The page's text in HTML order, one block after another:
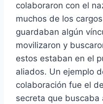
colaboraron con el
muchos de los
guardaban algún
movilizaron y
estos estaban en el
aliados. Un ejemplo
colaboración fue el de
secreta que buscaba